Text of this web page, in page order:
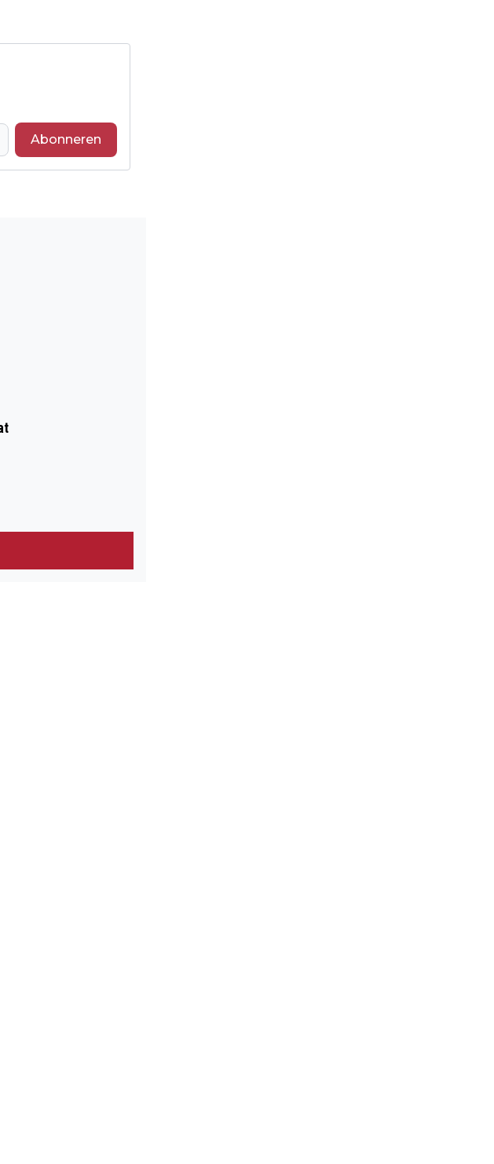
Abonneren